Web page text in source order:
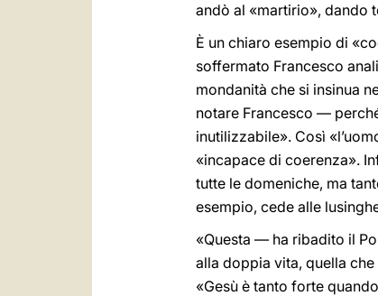
andò al «martirio», dando
È un chiaro esempio di
soffermato Francesco
mondanità che si insinua
notare Francesco —
inutilizzabile». Così
«incapace di coerenza».
tutte le domeniche, ma
esempio, cede alle
«Questa — ha ribadito il
alla doppia vita, quella
«Gesù è tanto forte